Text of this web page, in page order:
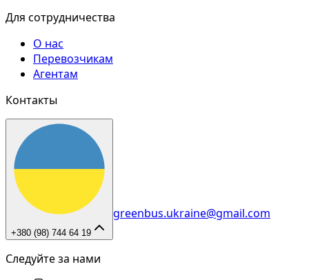
Для сотрудничества
О нас
Перевозчикам
Агентам
Контакты
+380 (98) 744 64 19
greenbus.ukraine@gmail.com
Следуйте за нами